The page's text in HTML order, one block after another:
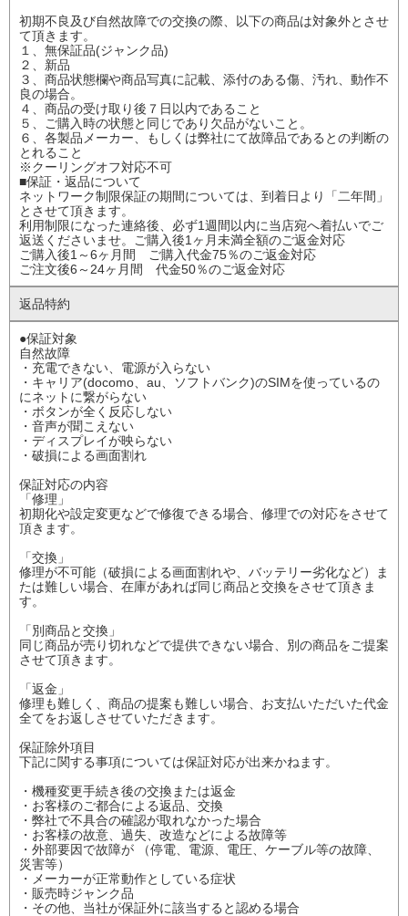
初期不良及び自然故障での交換の際、以下の商品は対象外とさせ
て頂きます。
１、無保証品(ジャンク品)
２、新品
３、商品状態欄や商品写真に記載、添付のある傷、汚れ、動作不
良の場合。
４、商品の受け取り後７日以内であること
５、ご購入時の状態と同じであり欠品がないこと。
６、各製品メーカー、もしくは弊社にて故障品であるとの判断の
とれること
※クーリングオフ対応不可
■保証・返品について
ネットワーク制限保証の期間については、到着日より「二年間」
とさせて頂きます。
利用制限になった連絡後、必ず1週間以内に当店宛へ着払いでご
返送くださいませ。ご購入後1ヶ月未満全額のご返金対応
ご購入後1～6ヶ月間 ご購入代金75％のご返金対応
ご注文後6～24ヶ月間 代金50％のご返金対応
返品特約
●保証対象
自然故障
・充電できない、電源が入らない
・キャリア(docomo、au、ソフトバンク)のSIMを使っているの
にネットに繋がらない
・ボタンが全く反応しない
・音声が聞こえない
・ディスプレイが映らない
・破損による画面割れ
保証対応の内容
「修理」
初期化や設定変更などで修復できる場合、修理での対応をさせて
頂きます。
「交換」
修理が不可能（破損による画面割れや、バッテリー劣化など）ま
たは難しい場合、在庫があれば同じ商品と交換をさせて頂きま
す。
「別商品と交換」
同じ商品が売り切れなどで提供できない場合、別の商品をご提案
させて頂きます。
「返金」
修理も難しく、商品の提案も難しい場合、お支払いただいた代金
全てをお返しさせていただきます。
保証除外項目
下記に関する事項については保証対応が出来かねます。
・機種変更手続き後の交換または返金
・お客様のご都合による返品、交換
・弊社で不具合の確認が取れなかった場合
・お客様の故意、過失、改造などによる故障等
・外部要因で故障が （停電、電源、電圧、ケーブル等の故障、
災害等）
・メーカーが正常動作としている症状
・販売時ジャンク品
・その他、当社が保証外に該当すると認める場合